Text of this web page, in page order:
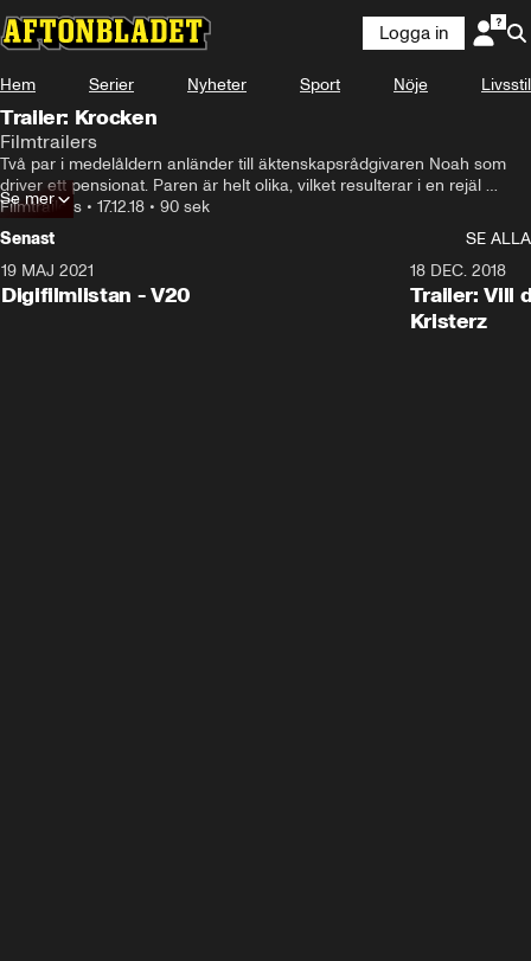
Logga in
Hem Serier Nyheter Sport Nöje Livsstil
Trailer: Krocken
Filmtrailers
Två par i medelåldern anländer till äktenskapsrådgivaren Noah som
driver ett pensionat. Paren är helt olika, vilket resulterar i en rejäl
kulturkrock. De har kommit för att få hjälp av Noah, hon har dock en
helt annan agenda. Hon har planerat mötet för att avslöja en
hemlighet, något som får ödesdigra konsekvenser.
Filmtrailers • 17.12.18 • 90 sek
Se mer
Senast
SE ALLA
19 MAJ 2021
Digifilmlistan - V20
18 DEC. 2018
Trailer: Vill
Kristerz